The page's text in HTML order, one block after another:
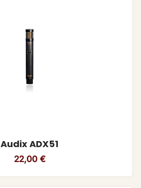
Audix ADX51
22,00 €